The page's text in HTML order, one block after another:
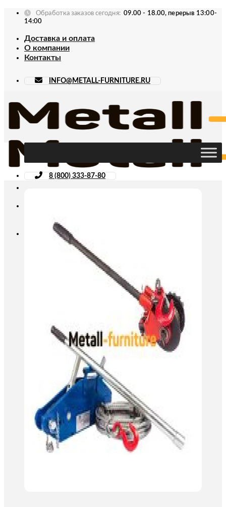
Skip
Обработка заказов сегодня: 09.00 - 18.00, перерыв 13:00-
14:00
Доставка и оплата
О компании
Контакты
INFO@METALL-FURNITURE.RU
8 (800) 333-87-80